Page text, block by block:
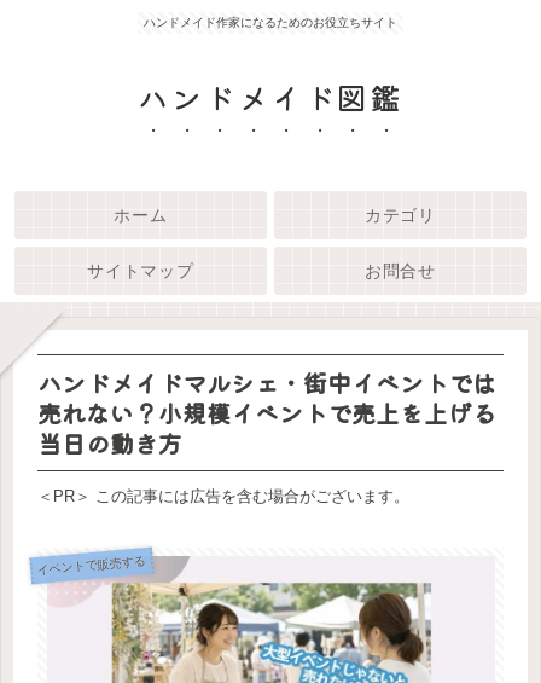
ハンドメイド作家になるためのお役立ちサイト
ハンドメイド図鑑
ホーム カテゴリ
サイトマップ お問合せ
ハンドメイドマルシェ・街中イベントでは
売れない？小規模イベントで売上を上げる
当日の動き方
＜PR＞ この記事には広告を含む場合がございます。
イベントで販売する